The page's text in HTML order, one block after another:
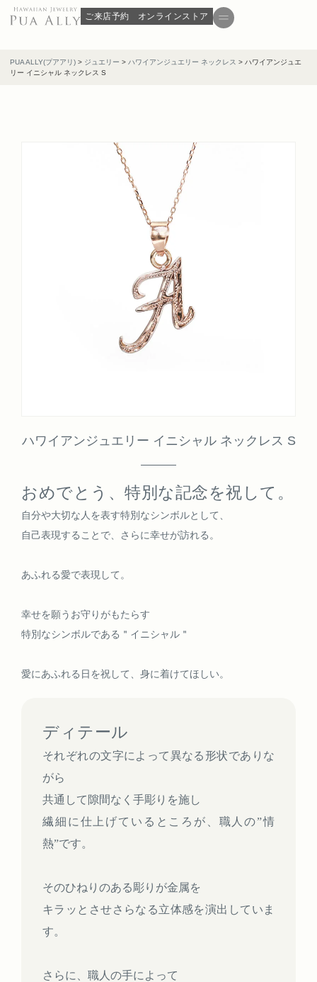
ご来店予約 オンラインストア
PUA ALLY(プアアリ) > ジュエリー > ハワイアンジュエリー ネックレス > ハワイアンジュエ
リー イニシャル ネックレス S
ハワイアンジュエリー イニシャル ネックレス S
おめでとう、特別な記念を祝して。
自分や大切な人を表す特別なシンボルとして、
自己表現することで、さらに幸せが訪れる。
あふれる愛で表現して。
幸せを願うお守りがもたらす
特別なシンボルである＂イニシャル＂
愛にあふれる日を祝して、身に着けてほしい。
ディテール
それぞれの文字によって異なる形状でありな
がら
共通して隙間なく手彫りを施し
繊細に仕上げているところが、職人の”情
熱”です。
そのひねりのある彫りが金属を
キラッとさせさらなる立体感を演出していま
す。
さらに、職人の手によって